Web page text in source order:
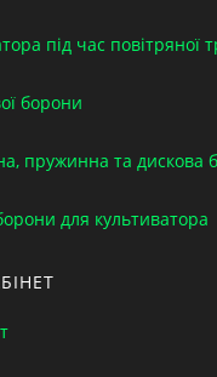
під час повітряної
борони
пружинна та дискова
для культиватора